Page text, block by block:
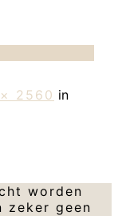
2560 in
worden
zeker geen